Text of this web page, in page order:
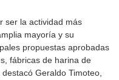
ser la actividad más
mayoría y su
propuestas aprobadas
fábricas de harina de
Geraldo Timoteo,